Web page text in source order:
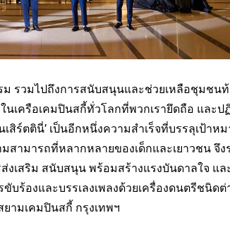
รวมไปถึงการสนับสนุนและช่วยเหลือชุมชน
เครือเคมปินสกี้ทั่วโลกที่พวกเรายึดถือ และป
สิร์ตตินี่’ เป็นอีกหนึ่งความสำเร็จที่บรรลุเป้าห
สามารถที่หลากหลายของเด็กและเยาวชน จึ
งเสริม สนับสนุน พร้อมสร้างแรงบันดาลใจ แ
บร้องและบรรเลงเพลงด้วยเครื่องดนตรีชนิดต่
ามเคมปินสกี้ กรุงเทพฯ